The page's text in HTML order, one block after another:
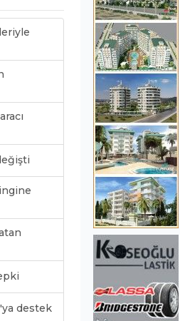
destek